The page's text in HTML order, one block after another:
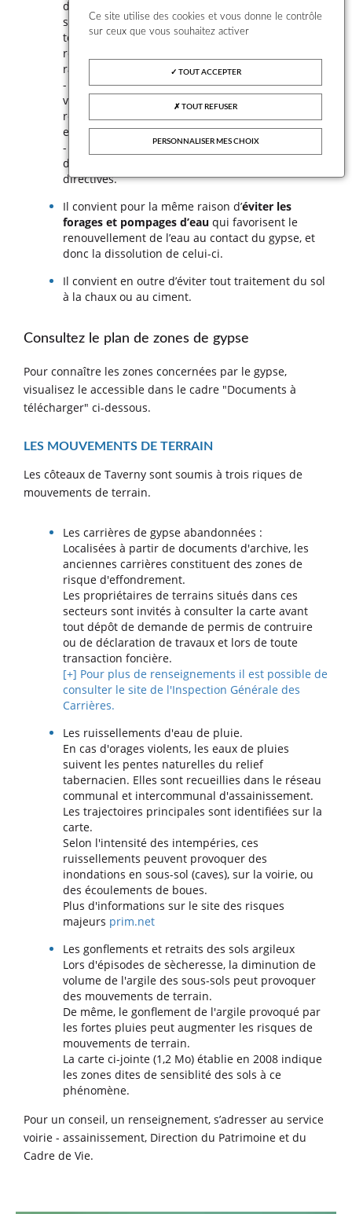
doivent de même être traités avec le plus grand
soin pour éviter les pertes de réseaux. On veillera
tout particulièrement à la bonne étanchéité des
réseaux et à la solidité des canalisations et des
raccords.
- Les propriétaires concernés sont invités à
vérifier que leur installation d’assainissement
respecte ces recommandations. Les puisards
existants doivent être comblés.
- Les demandeurs de permis de construire
doivent concevoir un projet en respectant ces
directives.
Il convient pour la même raison d’éviter les
forages et pompages d’eau qui favorisent le
renouvellement de l’eau au contact du gypse, et
donc la dissolution de celui-ci.
Il convient en outre d’éviter tout traitement du sol
à la chaux ou au ciment.
Consultez le plan de zones de gypse
Pour connaître les zones concernées par le gypse,
visualisez le accessible dans le cadre "Documents à
télécharger" ci-dessous.
LES MOUVEMENTS DE TERRAIN
Les côteaux de Taverny sont soumis à trois riques de
mouvements de terrain.
Les carrières de gypse abandonnées :
Localisées à partir de documents d'archive, les
anciennes carrières constituent des zones de
risque d'effondrement.
Les propriétaires de terrains situés dans ces
secteurs sont invités à consulter la carte avant
tout dépôt de demande de permis de contruire
ou de déclaration de travaux et lors de toute
transaction foncière.
[+] Pour plus de renseignements il est possible de
consulter le site de l'Inspection Générale des
Carrières.
Les ruissellements d'eau de pluie.
En cas d'orages violents, les eaux de pluies
suivent les pentes naturelles du relief
tabernacien. Elles sont recueillies dans le réseau
communal et intercommunal d'assainissement.
Les trajectoires principales sont identifiées sur la
carte.
Selon l'intensité des intempéries, ces
ruissellements peuvent provoquer des
inondations en sous-sol (caves), sur la voirie, ou
des écoulements de boues.
Plus d'informations sur le site des risques
majeurs prim.net
Les gonflements et retraits des sols argileux
Lors d'épisodes de sècheresse, la diminution de
volume de l'argile des sous-sols peut provoquer
des mouvements de terrain.
De même, le gonflement de l'argile provoqué par
les fortes pluies peut augmenter les risques de
mouvements de terrain.
La carte ci-jointe (1,2 Mo) établie en 2008 indique
les zones dites de sensiblité des sols à ce
phénomène.
Pour un conseil, un renseignement, s’adresser au service
voirie - assainissement, Direction du Patrimoine et du
Cadre de Vie.
Ce site utilise des cookies et vous donne le contrôle
sur ceux que vous souhaitez activer
TOUT ACCEPTER
TOUT REFUSER
PERSONNALISER MES CHOIX